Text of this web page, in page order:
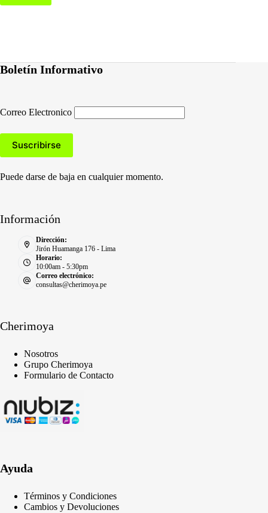
Boletín Informativo
Correo Electronico
Puede darse de baja en cualquier momento.
Información
Dirección:
Jirón Huamanga 176 - Lima
Horario:
10:00am - 5:30pm
Correo electrónico:
consultas@cherimoya.pe
Cherimoya
Nosotros
Grupo Cherimoya
Formulario de Contacto
Ayuda
Términos y Condiciones
Cambios y Devoluciones